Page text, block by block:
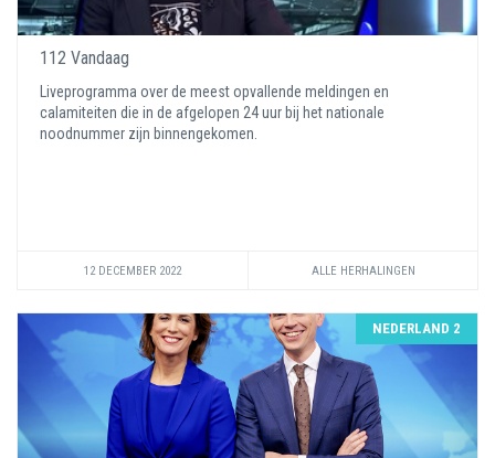
112 Vandaag
Liveprogramma over de meest opvallende meldingen en
calamiteiten die in de afgelopen 24 uur bij het nationale
noodnummer zijn binnengekomen.
12 DECEMBER 2022 ALLE HERHALINGEN
NEDERLAND 2